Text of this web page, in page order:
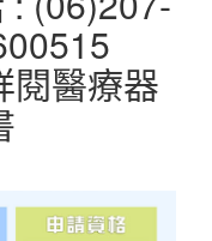
閱醫療器